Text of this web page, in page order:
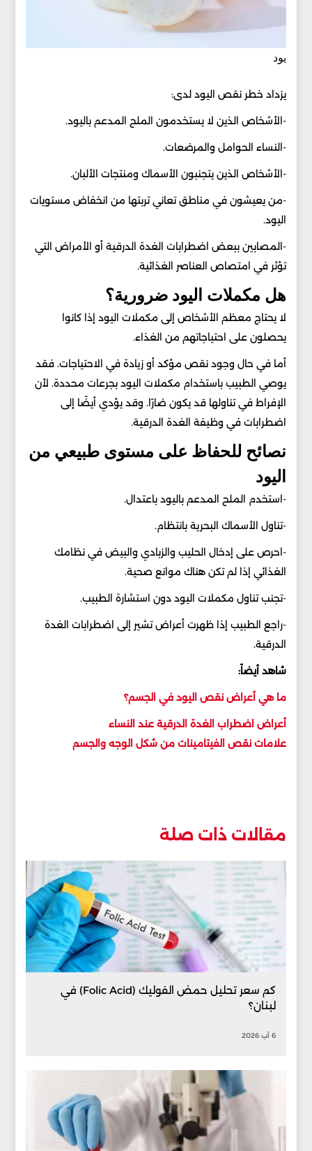
يود
يزداد خطر نقص اليود لدى:
-الأشخاص الذين لا يستخدمون الملح المدعم باليود.
-النساء الحوامل والمرضعات.
-الأشخاص الذين يتجنبون الأسماك ومنتجات الألبان.
-من يعيشون في مناطق تعاني تربتها من انخفاض مستويات
اليود.
-المصابين ببعض اضطرابات الغدة الدرقية أو الأمراض التي
تؤثر في امتصاص العناصر الغذائية.
هل مكملات اليود ضرورية؟
لا يحتاج معظم الأشخاص إلى مكملات اليود إذا كانوا
يحصلون على احتياجاتهم من الغذاء.
أما في حال وجود نقص مؤكد أو زيادة في الاحتياجات. فقد
يوصي الطبيب باستخدام مكملات اليود بجرعات محددة. لأن
الإفراط في تناولها قد يكون ضارًا. وقد يؤدي أيضًا إلى
اضطرابات في وظيفة الغدة الدرقية.
نصائح للحفاظ على مستوى طبيعي من
اليود
-استخدم الملح المدعم باليود باعتدال.
-تناول الأسماك البحرية بانتظام.
-احرص على إدخال الحليب والزبادي والبيض في نظامك
الغذائي إذا لم تكن هناك موانع صحية.
-تجنب تناول مكملات اليود دون استشارة الطبيب.
-راجع الطبيب إذا ظهرت أعراض تشير إلى اضطرابات الغدة
الدرقية.
شاهد أيضاً:
ما هي أعراض نقص اليود في الجسم؟
أعراض اضطراب الغدة الدرقية عند النساء
علامات نقص الفيتامينات من شكل الوجه والجسم
مقالات ذات صلة
كم سعر تحليل حمض الفوليك (Folic Acid) في
لبنان؟
6 آب 2026